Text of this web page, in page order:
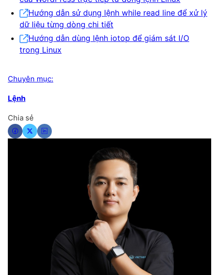
Hướng dẫn sử dụng lệnh while read line để xử lý
dữ liệu từng dòng chi tiết
Hướng dẫn dùng lệnh iotop để giám sát I/O
trong Linux
Chuyên mục:
Lệnh
Chia sẻ